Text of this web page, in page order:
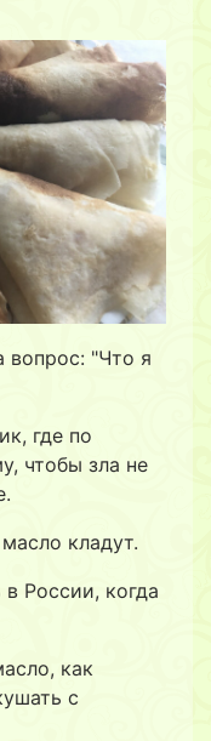
вопрос: "Что я
где по
чтобы зла не
кладут.
России, когда
как
с